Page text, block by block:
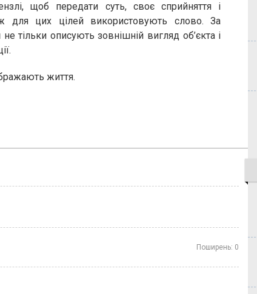
щоб передати суть, своє сприйняття і
для цих цілей використовують слово. За
тільки описують зовнішній вигляд об’єкта і
життя.
Поширень: 0